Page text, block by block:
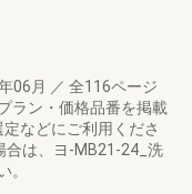
06月 ／ 全116ページ
ラン・価格品番を掲載
などにご利用くださ
合は、ヨ-MB21-24_洗
。